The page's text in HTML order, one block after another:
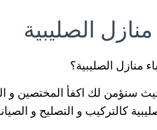
الصليبية
منازل الصليبية؟
سنؤمن لك اكفأ المختصين و
كالتركيب و التصليح و